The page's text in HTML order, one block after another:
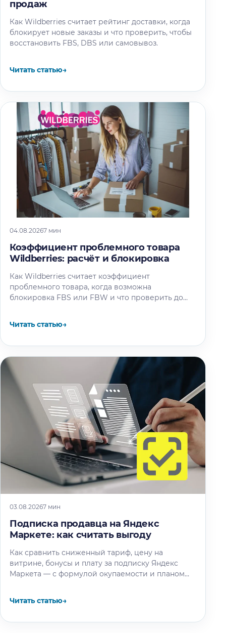
продаж
Как Wildberries считает рейтинг доставки, когда
блокирует новые заказы и что проверить, чтобы
восстановить FBS, DBS или самовывоз.
Читать статью→
04.08.20267 мин
Коэффициент проблемного товара
Wildberries: расчёт и блокировка
Как Wildberries считает коэффициент
проблемного товара, когда возможна
блокировка FBS или FBW и что проверить до
Читать статью→
03.08.20267 мин
Подписка продавца на Яндекс
Маркете: как считать выгоду
Как сравнить сниженный тариф, цену на
витрине, бонусы и плату за подписку Яндекс
Маркета — с формулой окупаемости и планом
Читать статью→